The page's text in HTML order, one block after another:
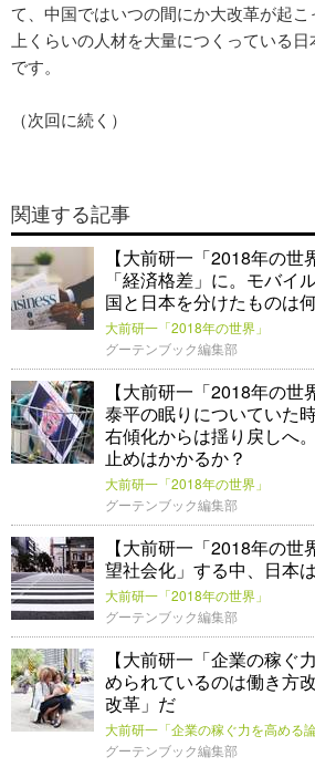
て、中国ではいつの間にか大改革が起
上くらいの人材を大量につくっている
です。
（次回に続く）
関連する記事
【大前研一「2018年の
「経済格差」に。モバイ
国と日本を分けたものは
大前研一「2018年の世界」
グーテンブック編集部
【大前研一「2018年の
泰平の眠りについていた
右傾化からは揺り戻しへ
止めはかかるか？
大前研一「2018年の世界」
グーテンブック編集部
【大前研一「2018年の
望社会化」する中、日本
大前研一「2018年の世界」
グーテンブック編集部
【大前研一「企業の稼ぐ
められているのは働き方
改革」だ
大前研一「企業の稼ぐ力を高める論
グーテンブック編集部